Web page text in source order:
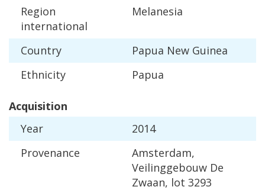
Region
international
Melanesia
Country Papua New Guinea
Ethnicity
Papua
Acquisition
Year
2014
Provenance
Amsterdam,
Veilinggebouw De
Zwaan, lot 3293